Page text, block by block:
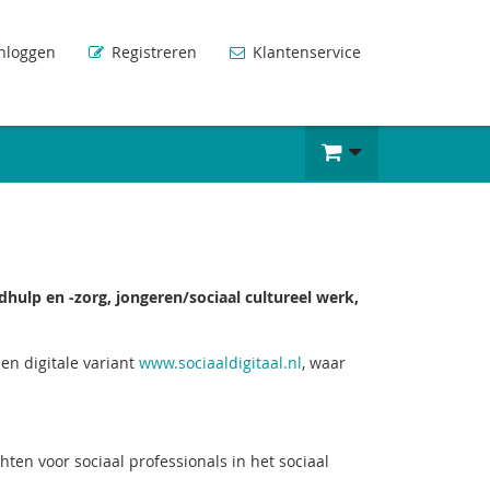
Registreren Klantenservice
en -zorg, jongeren/sociaal cultureel werk,
digitale variant www.sociaaldigitaal.nl, waar
voor sociaal professionals in het sociaal